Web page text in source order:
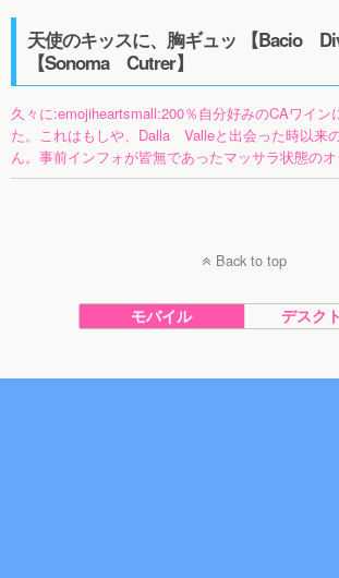
天使のキッスに、胸ギュッ 【Bacio
【Sonoma Cutrer】
久々に:emojiheartsmall:200％自分好みのCAワイン
た。これはもしや、Dalla Valleと出会った時以来
ん。事前インフォが皆無であったマッサラ状態の
Back to top
モバイル デスク